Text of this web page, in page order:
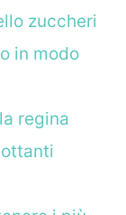
zuccheri
in modo
regina